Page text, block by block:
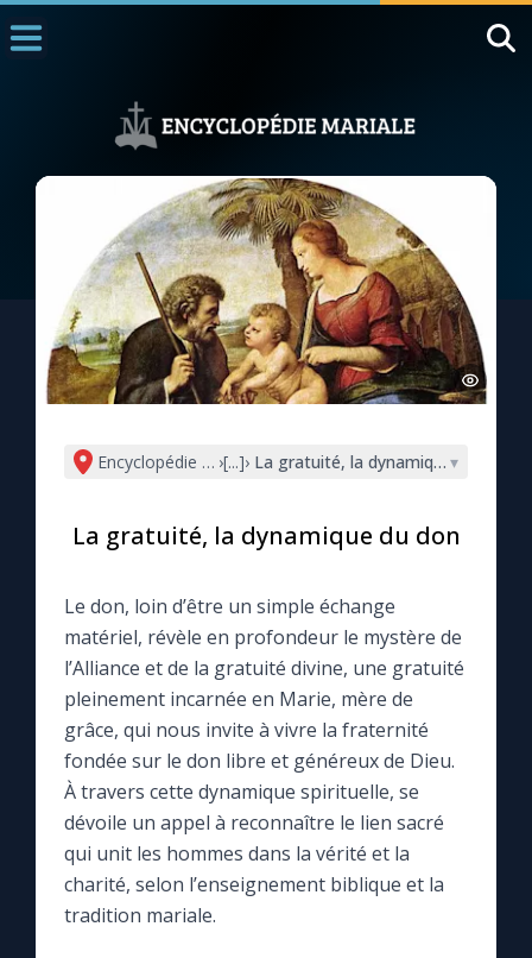
1000 Raisons de Croire
L'actualité de la semaine
La chaîne Youtube
La newsletter
La vidéo de la semaine
Le magazine
Le site internet
Questions-réponses
Prier au quotidien
Avec Thérèse de Lisieux
Encyclopédie mariale
›[...]› La gratuité, la dynamique du don
▾
La gratuité, la dynamique du don
Le don, loin d’être un simple échange
matériel, révèle en profondeur le mystère de
l’Alliance et de la gratuité divine, une gratuité
pleinement incarnée en Marie, mère de
grâce, qui nous invite à vivre la fraternité
fondée sur le don libre et généreux de Dieu.
À travers cette dynamique spirituelle, se
dévoile un appel à reconnaître le lien sacré
qui unit les hommes dans la vérité et la
charité, selon l’enseignement biblique et la
tradition mariale.